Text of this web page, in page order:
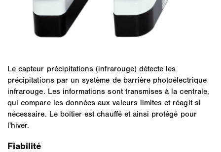
Le capteur précipitations (infrarouge) détecte les
précipitations par un système de barrière photoélectrique
infrarouge. Les informations sont transmises à la centrale,
qui compare les données aux valeurs limites et réagit si
nécessaire. Le boîtier est chauffé et ainsi protégé pour
l'hiver.
Fiabilité